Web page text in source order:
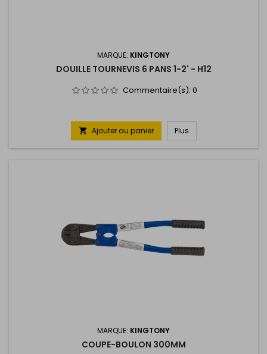
MARQUE: KINGTONY
DOUILLE TOURNEVIS 6 PANS 1-2' - H12
Commentaire(s): 0
 Ajouter au panier Plus
MARQUE: KINGTONY
COUPE-BOULON 300MM